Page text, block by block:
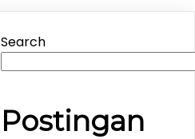
Search
Postingan